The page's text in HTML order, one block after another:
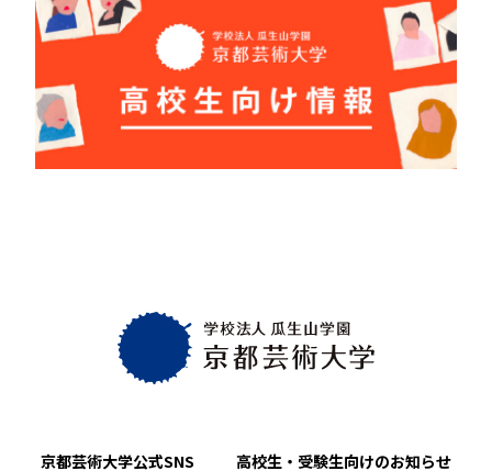
京都芸術大学公式SNS 高校生・受験生向けのお知らせ